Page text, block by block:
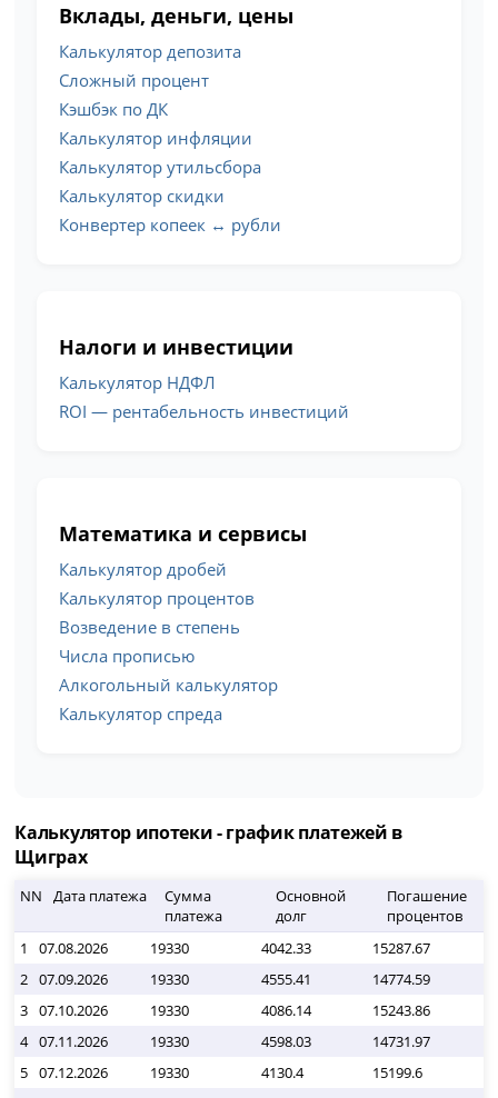
Вклады, деньги, цены
Калькулятор депозита
Сложный процент
Кэшбэк по ДК
Калькулятор инфляции
Калькулятор утильсбора
Калькулятор скидки
Конвертер копеек ↔ рубли
Налоги и инвестиции
Калькулятор НДФЛ
ROI — рентабельность инвестиций
Математика и сервисы
Калькулятор дробей
Калькулятор процентов
Возведение в степень
Числа прописью
Алкогольный калькулятор
Калькулятор спреда
Калькулятор ипотеки - график платежей в
Щиграх
NN Дата платежа
Сумма
платежа
Основной
долг
Погашение
процентов
1
07.08.2026 19330 4042.33 15287.67
2 07.09.2026 19330 4555.41 14774.59
3 07.10.2026 19330 4086.14 15243.86
4 07.11.2026 19330 4598.03 14731.97
5 07.12.2026 19330 4130.4 15199.6